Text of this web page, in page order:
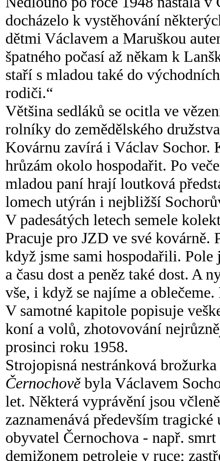
docházelo k vystěhování
dětmi Václavem a Maruškou
špatného počasí až někam k
staří s mladou také do
rodiči.“
Většina sedláků se ocitla ve
rolníky do zemědělského
Kovárnu zavírá i Václav Sochor.
hrůzám okolo hospodařit. Po
mladou paní hrají loutková
lomech utýrán i nejbližší
V padesátých letech semele
Pracuje pro JZD ve své kovárně.
když jsme sami hospodařili.
a času dost a peněz také dost. A
vše, i když se najíme a oblečeme.
V samotné kapitole popisuje
koní a volů, zhotovování
prosinci roku 1958.
Strojopisná nestránková brožurka
Černochověbyla Václavem
let. Některá vyprávění jsou
zaznamenává především
obyvatel Černochova - např.
demižonem petroleje v ruce;